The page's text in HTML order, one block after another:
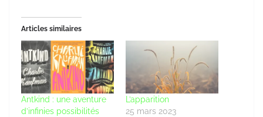
Articles similaires
Antkind : une aventure
d’infinies possibilités
L’apparition
25 mars 2023